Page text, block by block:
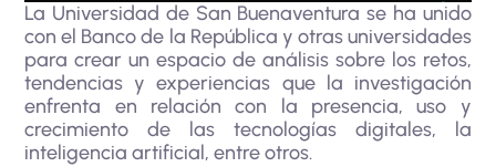
La Universidad de San Buenaventura se ha unido
con el Banco de la República y otras universidades
para crear un espacio de análisis sobre los retos,
tendencias y experiencias que la investigación
enfrenta en relación con la presencia, uso y
crecimiento de las tecnologías digitales, la
inteligencia artificial, entre otros.